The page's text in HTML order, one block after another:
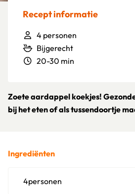
Recept informatie
4 personen
Bijgerecht
20-30 min
Zoete aardappel koekjes!
bij het eten of als tussendoortje
Ingrediënten
4personen